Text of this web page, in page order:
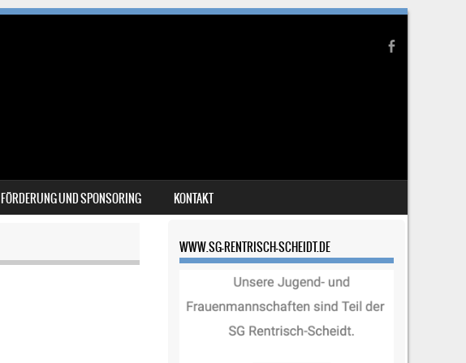
FÖRDERUNG UND SPONSORING KONTAKT
WWW.SG-RENTRISCH-SCHEIDT.DE